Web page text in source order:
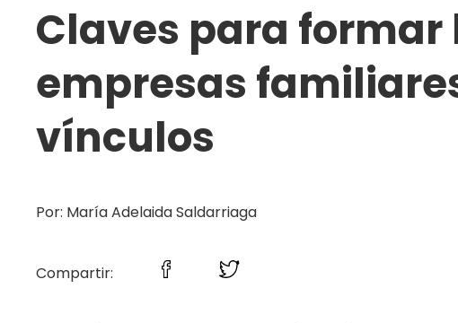
Claves para formar
empresas
vínculos
Por: María Adelaida Saldarriaga
Compartir: